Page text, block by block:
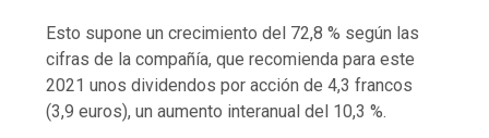
Esto supone un crecimiento del 72,8 % según las
cifras de la compañía, que recomienda para este
2021 unos dividendos por acción de 4,3 francos
(3,9 euros), un aumento interanual del 10,3 %.